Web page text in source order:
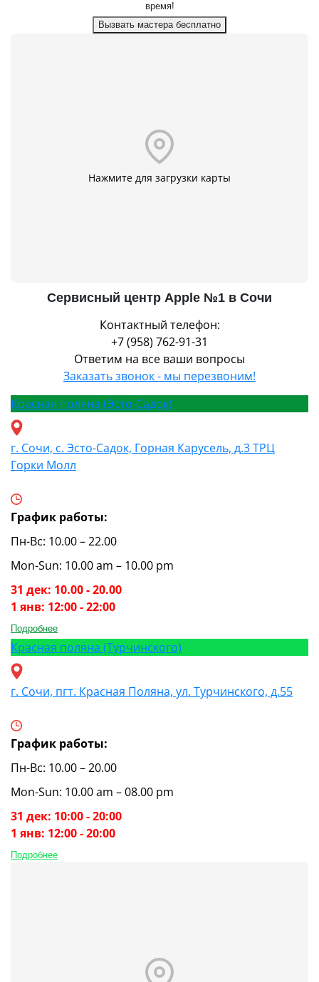
время!
Вызвать мастера бесплатно
Нажмите для загрузки карты
Сервисный центр Apple №1 в Сочи
Контактный телефон:
+7 (958) 762-91-31
Ответим на все ваши вопросы
Заказать звонок - мы перезвоним!
Красная поляна (Эсто-Садок)
г. Сочи, с. Эсто-Садок, Горная Карусель, д.3 ТРЦ
Горки Молл
График работы:
Пн-Вс: 10.00 – 22.00
Mon-Sun: 10.00 am – 10.00 pm
31 дек: 10.00 - 20.00
1 янв: 12:00 - 22:00
Подробнее
Красная поляна (Турчинского)
г. Сочи, пгт. Красная Поляна, ул. Турчинского, д.55
График работы:
Пн-Вс: 10.00 – 20.00
Mon-Sun: 10.00 am – 08.00 pm
31 дек: 10:00 - 20:00
1 янв: 12:00 - 20:00
Подробнее